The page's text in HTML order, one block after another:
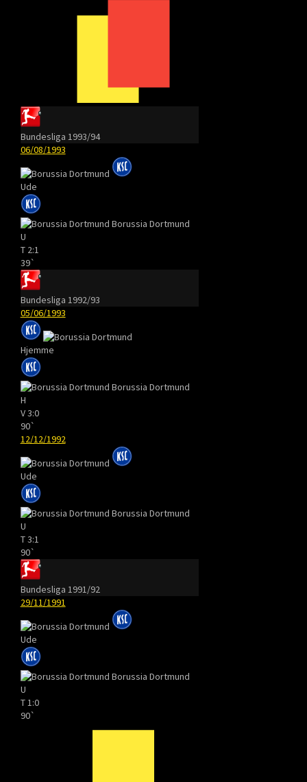
Bundesliga 1993/94
06/08/1993
Ude
Borussia Dortmund
U
T 2:1
39`
Bundesliga 1992/93
05/06/1993
Hjemme
Borussia Dortmund
H
V3:0
90`
12/12/1992
Ude
Borussia Dortmund
U
T3:1
90`
Bundesliga 1991/92
29/11/1991
Ude
Borussia Dortmund
U
T 1:0
90`